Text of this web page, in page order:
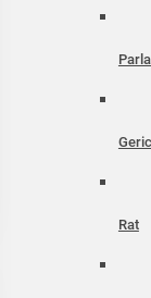
Rat